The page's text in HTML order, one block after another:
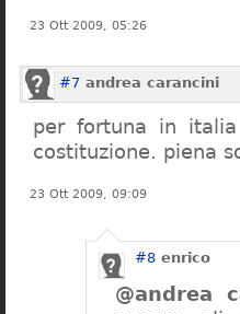
23 Ott 2009, 05:26
#7 andrea carancini
per fortuna in
costituzione. piena
23 Ott 2009, 09:09
#8 enrico
@andrea